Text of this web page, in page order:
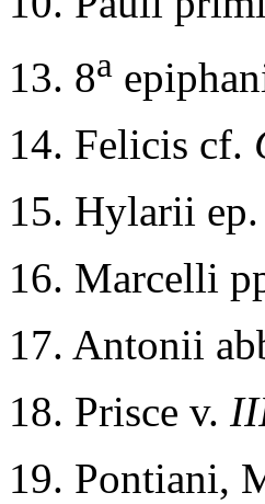
13. 8a
14. Felicis cf.
15. Hylarii
16. Marcelli
17. Antonii
18. Prisce v.
19. Pontiani,